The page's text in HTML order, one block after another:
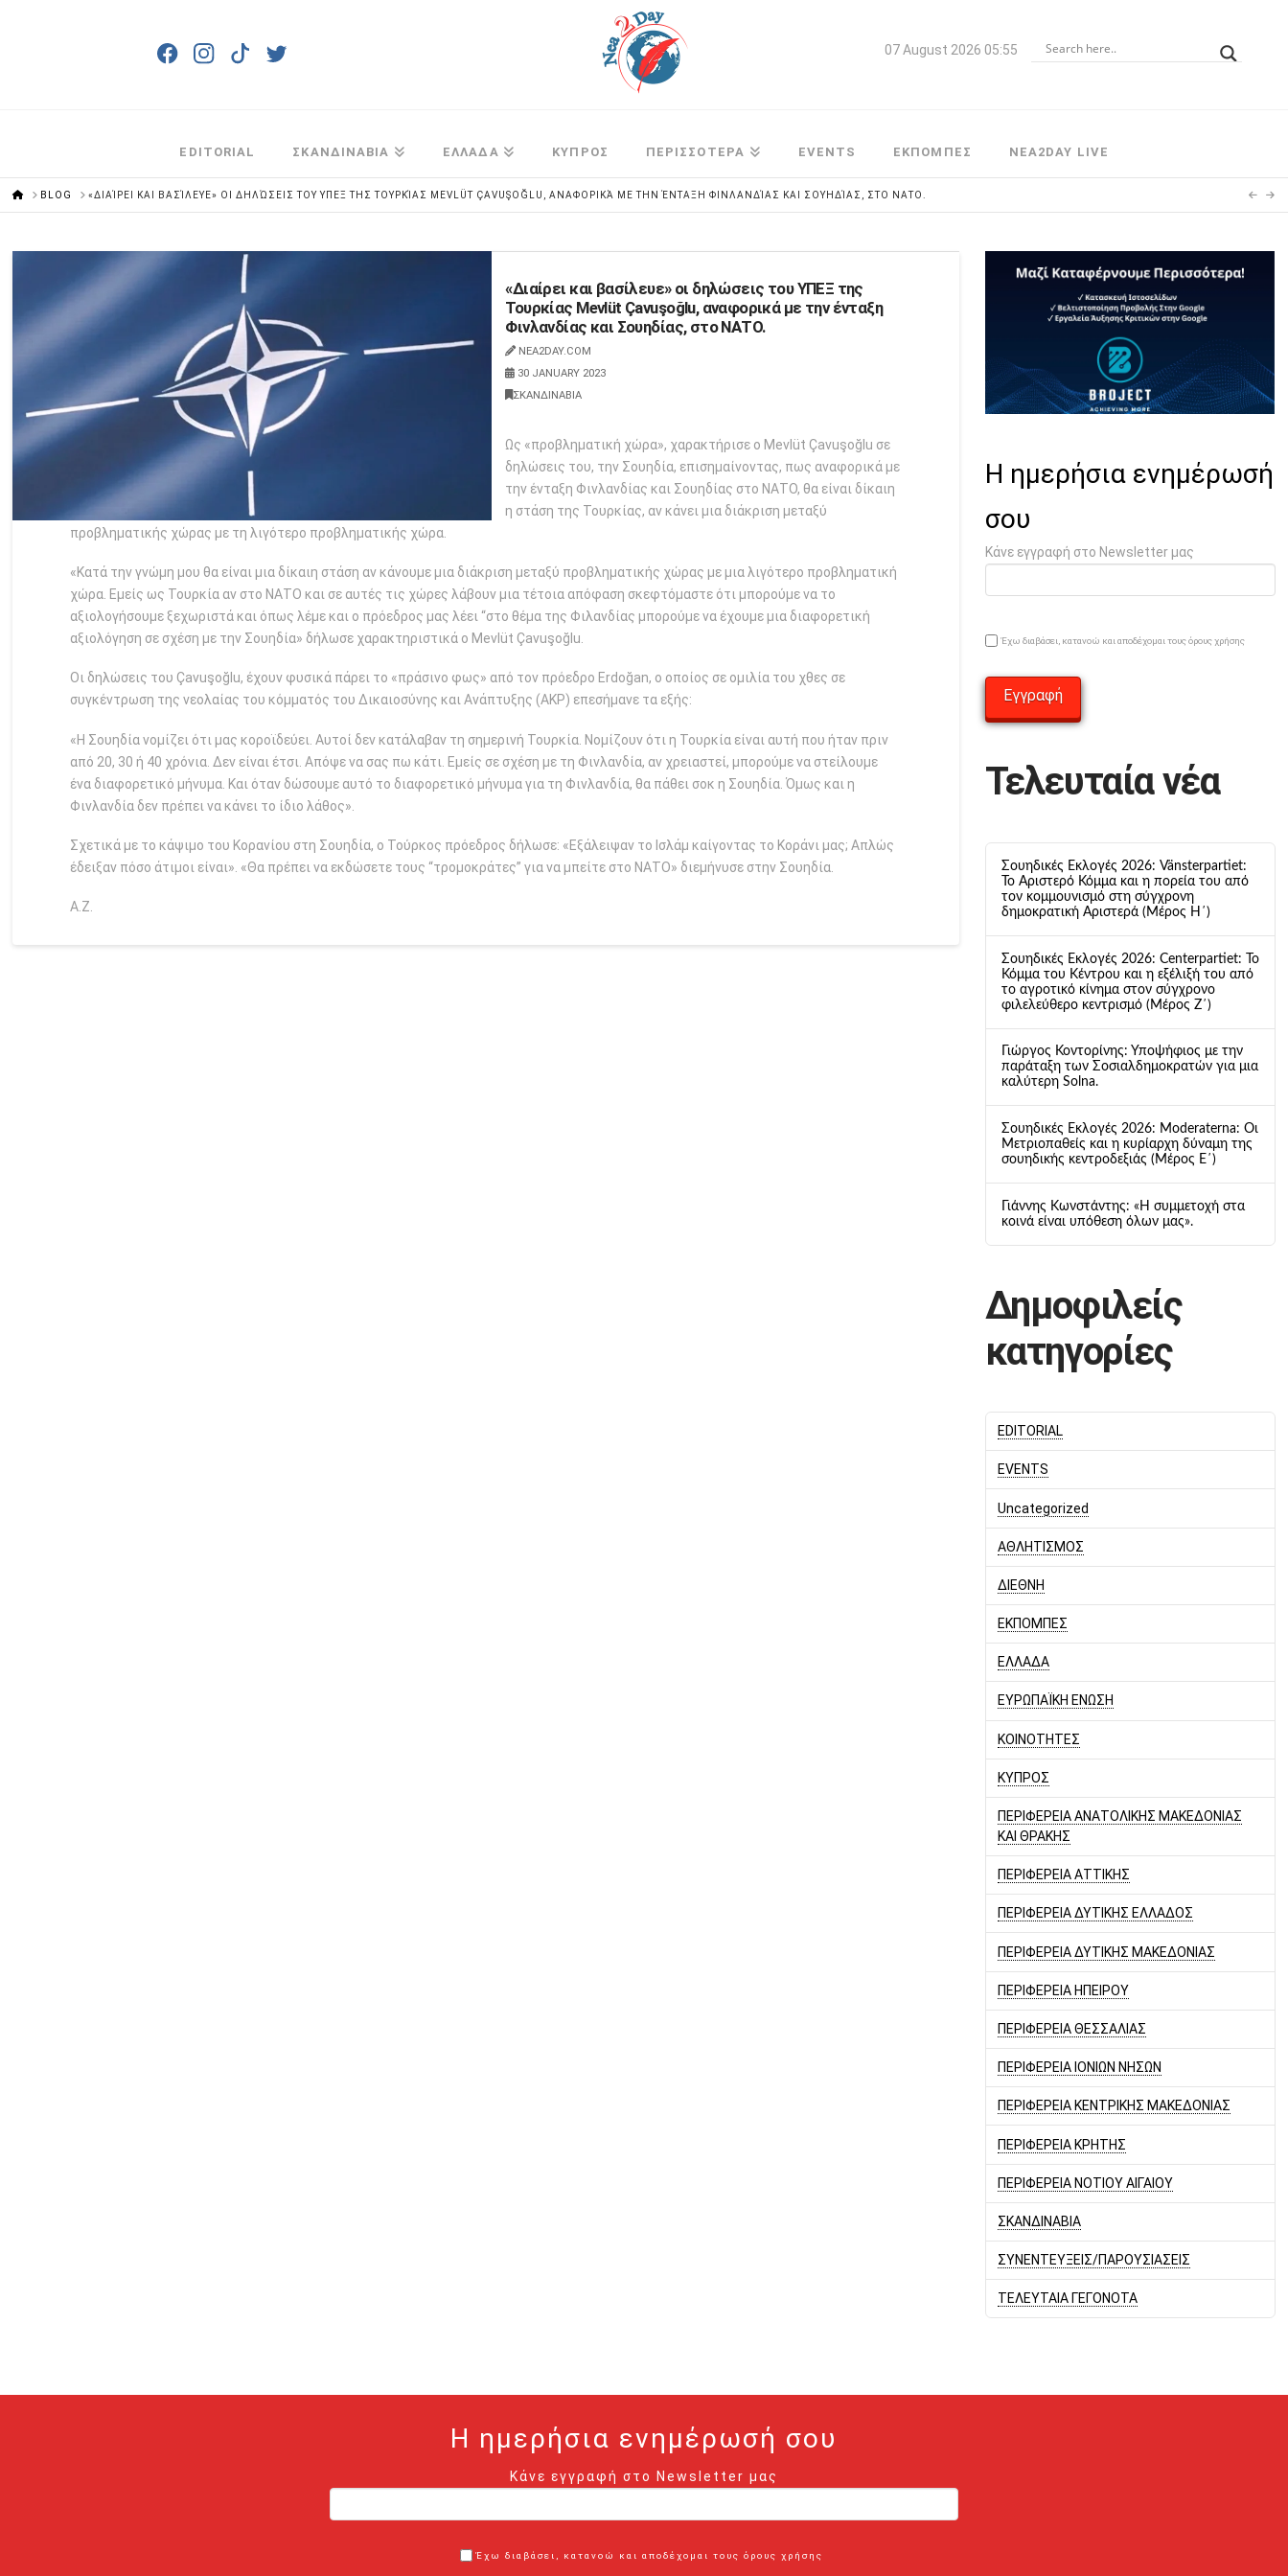
07 August 2026 05:55
EDITORIAL ΣΚΑΝΔΙΝΑΒΙΑ ΕΛΛΑΔΑ ΚΥΠΡΟΣ ΠΕΡΙΣΣΟΤΕΡΑ EVENTS ΕΚΠΟΜΠΕΣ NEA2DAY LIVE
HOMEBLOG «ΔΙΑΊΡΕΙ ΚΑΙ ΒΑΣΊΛΕΥΕ» ΟΙ ΔΗΛΏΣΕΙΣ ΤΟΥ ΥΠΕΞ ΤΗΣ ΤΟΥΡΚΊΑΣ MEVLÜT ÇAVUŞOĞLU, ΑΝΑΦΟΡΙΚΆ ΜΕ ΤΗΝ ΈΝΤΑΞΗ ΦΙΝΛΑΝΔΊΑΣ ΚΑΙ ΣΟΥΗΔΊΑΣ, ΣΤΟ ΝΑΤΟ.
«Διαίρει και βασίλευε» οι δηλώσεις του ΥΠΕΞ της
Τουρκίας Mevlüt Çavuşoğlu, αναφορικά με την ένταξη
Φινλανδίας και Σουηδίας, στο ΝΑΤΟ.
NEA2DAY.COM
30 JANUARY 2023
ΣΚΑΝΔΙΝΑΒΙΑ
Ως «προβληματική χώρα», χαρακτήρισε ο Mevlüt Çavuşoğlu σε
δηλώσεις του, την Σουηδία, επισημαίνοντας, πως αναφορικά με
την ένταξη Φινλανδίας και Σουηδίας στο ΝΑΤΟ, θα είναι δίκαιη
η στάση της Τουρκίας, αν κάνει μια διάκριση μεταξύ
προβληματικής χώρας με τη λιγότερο προβληματικής χώρα.
«Κατά την γνώμη μου θα είναι μια δίκαιη στάση αν κάνουμε μια διάκριση μεταξύ προβληματικής χώρας με μια λιγότερο προβληματική
χώρα. Εμείς ως Τουρκία αν στο ΝΑΤΟ και σε αυτές τις χώρες λάβουν μια τέτοια απόφαση σκεφτόμαστε ότι μπορούμε να το
αξιολογήσουμε ξεχωριστά και όπως λέμε και ο πρόεδρος μας λέει “στο θέμα της Φιλανδίας μπορούμε να έχουμε μια διαφορετική
αξιολόγηση σε σχέση με την Σουηδία» δήλωσε χαρακτηριστικά ο Mevlüt Çavuşoğlu.
Οι δηλώσεις του Çavuşoğlu, έχουν φυσικά πάρει το «πράσινο φως» από τον πρόεδρο Erdoğan, ο οποίος σε ομιλία του χθες σε
συγκέντρωση της νεολαίας του κόμματός του Δικαιοσύνης και Ανάπτυξης (AKP) επεσήμανε τα εξής:
«H Σουηδία νομίζει ότι μας κοροϊδεύει. Αυτοί δεν κατάλαβαν τη σημερινή Τουρκία. Νομίζουν ότι η Τουρκία είναι αυτή που ήταν πριν
από 20, 30 ή 40 χρόνια. Δεν είναι έτσι. Απόψε να σας πω κάτι. Εμείς σε σχέση με τη Φινλανδία, αν χρειαστεί, μπορούμε να στείλουμε
ένα διαφορετικό μήνυμα. Και όταν δώσουμε αυτό το διαφορετικό μήνυμα για τη Φινλανδία, θα πάθει σοκ η Σουηδία. Όμως και η
Φινλανδία δεν πρέπει να κάνει το ίδιο λάθος».
Σχετικά με το κάψιμο του Κορανίου στη Σουηδία, ο Τούρκος πρόεδρος δήλωσε: «Εξάλειψαν το Ισλάμ καίγοντας το Κοράνι μας; Απλώς
έδειξαν πόσο άτιμοι είναι». «Θα πρέπει να εκδώσετε τους “τρομοκράτες” για να μπείτε στο ΝΑΤΟ» διεμήνυσε στην Σουηδία.
Α.Ζ.
Η ημερήσια ενημέρωσή
σου
Κάνε εγγραφή στο Newsletter μας
Έχω διαβάσει, κατανοώ και αποδέχομαι τους όρους χρήσης
Τελευταία νέα
Σουηδικές Εκλογές 2026: Vänsterpartiet:
Το Αριστερό Κόμμα και η πορεία του από
τον κομμουνισμό στη σύγχρονη
δημοκρατική Αριστερά (Μέρος Η΄)
Σουηδικές Εκλογές 2026: Centerpartiet: Το
Κόμμα του Κέντρου και η εξέλιξή του από
το αγροτικό κίνημα στον σύγχρονο
φιλελεύθερο κεντρισμό (Μέρος Ζ΄)
Γιώργος Κοντορίνης: Υποψήφιος με την
παράταξη των Σοσιαλδημοκρατών για μια
καλύτερη Solna.
Σουηδικές Εκλογές 2026: Moderaterna: Οι
Μετριοπαθείς και η κυρίαρχη δύναμη της
σουηδικής κεντροδεξιάς (Μέρος Ε΄)
Γιάννης Κωνστάντης: «Η συμμετοχή στα
κοινά είναι υπόθεση όλων μας».
Δημοφιλείς
κατηγορίες
EDITORIAL
EVENTS
Uncategorized
ΑΘΛΗΤΙΣΜΟΣ
ΔΙΕΘΝΗ
ΕΚΠΟΜΠΕΣ
ΕΛΛΑΔΑ
ΕΥΡΩΠΑΪΚΗ ΕΝΩΣΗ
ΚΟΙΝΟΤΗΤΕΣ
ΚΥΠΡΟΣ
ΠΕΡΙΦΕΡΕΙΑ ΑΝΑΤΟΛΙΚΗΣ ΜΑΚΕΔΟΝΙΑΣ
ΚΑΙ ΘΡΑΚΗΣ
ΠΕΡΙΦΕΡΕΙΑ ΑΤΤΙΚΗΣ
ΠΕΡΙΦΕΡΕΙΑ ΔΥΤΙΚΗΣ ΕΛΛΑΔΟΣ
ΠΕΡΙΦΕΡΕΙΑ ΔΥΤΙΚΗΣ ΜΑΚΕΔΟΝΙΑΣ
ΠΕΡΙΦΕΡΕΙΑ ΗΠΕΙΡΟΥ
ΠΕΡΙΦΕΡΕΙΑ ΘΕΣΣΑΛΙΑΣ
ΠΕΡΙΦΕΡΕΙΑ ΙΟΝΙΩΝ ΝΗΣΩΝ
ΠΕΡΙΦΕΡΕΙΑ ΚΕΝΤΡΙΚΗΣ ΜΑΚΕΔΟΝΙΑΣ
ΠΕΡΙΦΕΡΕΙΑ ΚΡΗΤΗΣ
ΠΕΡΙΦΕΡΕΙΑ ΝΟΤΙΟΥ ΑΙΓΑΙΟΥ
ΣΚΑΝΔΙΝΑΒΙΑ
ΣΥΝΕΝΤΕΥΞΕΙΣ/ΠΑΡΟΥΣΙΑΣΕΙΣ
ΤΕΛΕΥΤΑΙΑ ΓΕΓΟΝΟΤΑ
Η ημερήσια ενημέρωσή σου
Κάνε εγγραφή στο Newsletter μας
Έχω διαβάσει, κατανοώ και αποδέχομαι τους όρους χρήσης